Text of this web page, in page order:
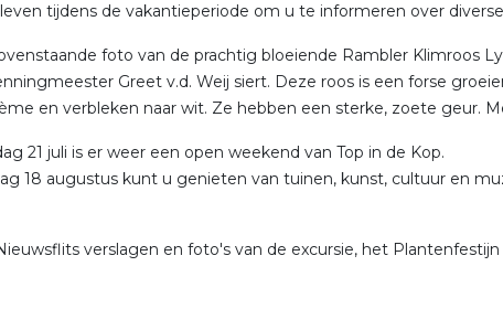
tijdens de vakantieperiode om u te informeren over
foto van de prachtig bloeiende Rambler Klimroos
Greet v.d. Weij siert. Deze roos is een forse
en verbleken naar wit. Ze hebben een sterke, zoete geur.
21 juli is er weer een open weekend van Top in de Kop.
18 augustus kunt u genieten van tuinen, kunst, cultuur en
verslagen en foto's van de excursie, het